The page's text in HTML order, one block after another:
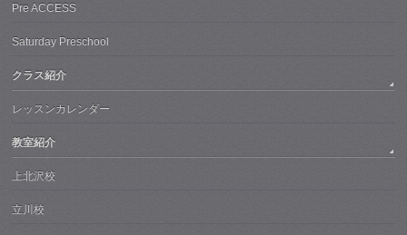
Pre ACCESS
Saturday Preschool
クラス紹介
レッスンカレンダー
教室紹介
上北沢校
立川校